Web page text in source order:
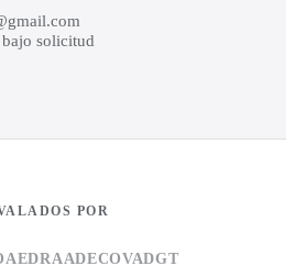
solicitud
POR
AEDRAADECOVADGT